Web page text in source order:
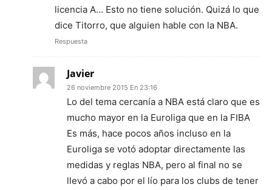
licencia A… Esto no tiene solución. Quizá lo que
dice Titorro, que alguien hable con la NBA.
Respuesta
Javier
26 noviembre 2015 En 23:16
Lo del tema cercanía a NBA está claro que es
mucho mayor en la Euroliga que en la FIBA
Es más, hace pocos años incluso en la
Euroliga se votó adoptar directamente las
medidas y reglas NBA, pero al final no se
llevó a cabo por el lío para los clubs de tener